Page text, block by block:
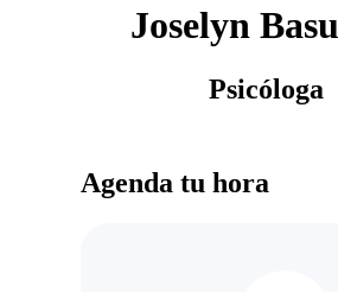
Joselyn
Psicóloga
Agenda tu hora